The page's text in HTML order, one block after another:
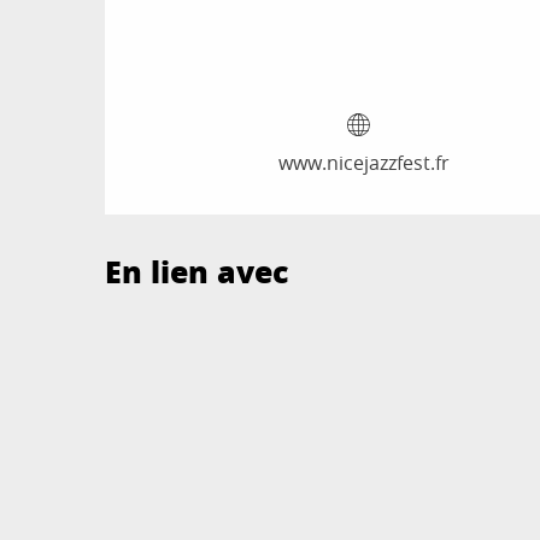
www.nicejazzfest.fr
En lien avec